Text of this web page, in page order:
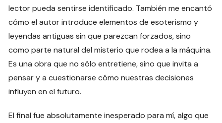
lector pueda sentirse identificado. También me encantó
cómo el autor introduce elementos de esoterismo y
leyendas antiguas sin que parezcan forzados, sino
como parte natural del misterio que rodea a la máquina.
Es una obra que no sólo entretiene, sino que invita a
pensar y a cuestionarse cómo nuestras decisiones
influyen en el futuro.
El final fue absolutamente inesperado para mí, algo que